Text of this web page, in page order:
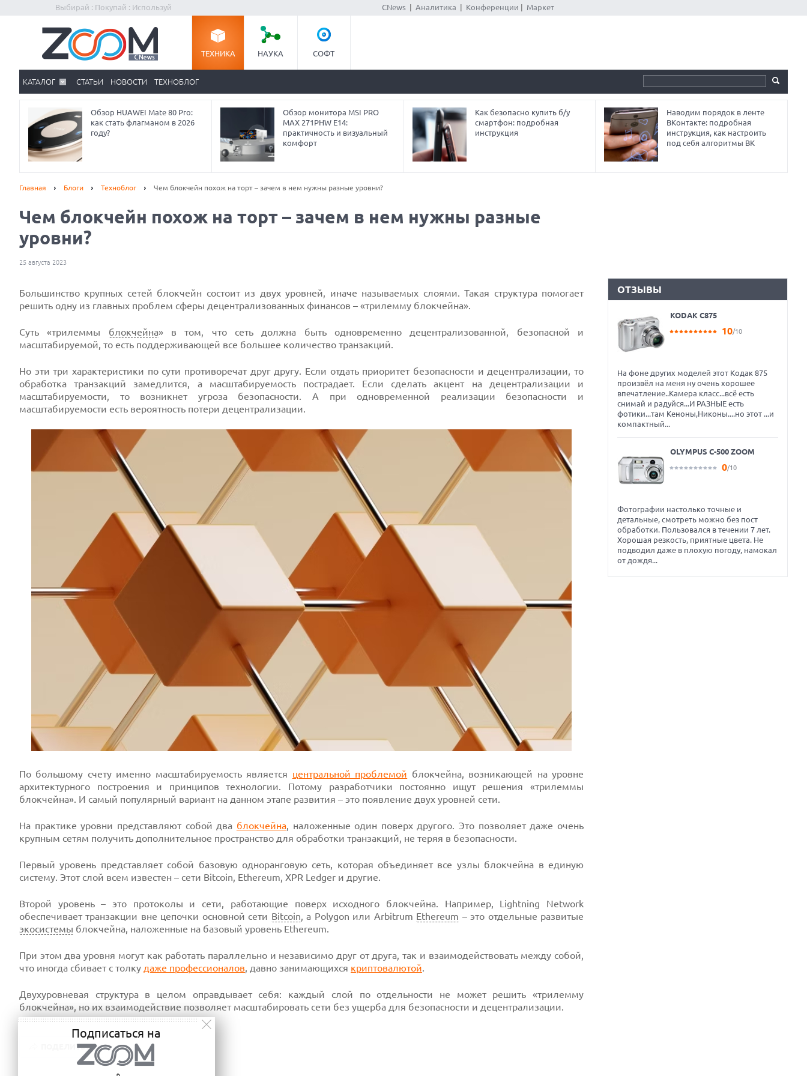
Выбирай : Покупай : Используй CNews| Аналитика Конференции Маркет
ТЕХНИКА НАУКА СОФТ
КАТАЛОГ СТАТЬИ НОВОСТИ ТЕХНОБЛОГ
Обзор HUAWEI Mate 80 Pro:
как стать флагманом в 2026
году?
Обзор монитора MSI PRO
MAX 271PHW E14:
практичность и визуальный
комфорт
Как безопасно купить б/у
смартфон: подробная
инструкция
Наводим порядок в ленте
ВКонтакте: подробная
инструкция, как настроить
под себя алгоритмы ВК
Главная Блоги Техноблог Чем блокчейн похож на торт – зачем в нем нужны разные уровни?
Чем блокчейн похож на торт – зачем в нем нужны разные
уровни?
25 августа 2023
Большинство крупных сетей блокчейн состоит из двух уровней, иначе называемых слоями. Такая структура помогает
решить одну из главных проблем сферы децентрализованных финансов – «трилемму блокчейна».
Суть «трилеммы блокчейна» в том, что сеть должна быть одновременно децентрализованной, безопасной и
масштабируемой, то есть поддерживающей все большее количество транзакций.
Но эти три характеристики по сути противоречат друг другу. Если отдать приоритет безопасности и децентрализации, то
обработка транзакций замедлится, а масштабируемость пострадает. Если сделать акцент на децентрализации и
масштабируемости, то возникнет угроза безопасности. А при одновременной реализации безопасности и
масштабируемости есть вероятность потери децентрализации.
По большому счету именно масштабируемость является центральной проблемой блокчейна, возникающей на уровне
архитектурного построения и принципов технологии. Потому разработчики постоянно ищут решения «трилеммы
блокчейна». И самый популярный вариант на данном этапе развития – это появление двух уровней сети.
На практике уровни представляют собой два блокчейна, наложенные один поверх другого. Это позволяет даже очень
крупным сетям получить дополнительное пространство для обработки транзакций, не теряя в безопасности.
Первый уровень представляет собой базовую одноранговую сеть, которая объединяет все узлы блокчейна в единую
систему. Этот слой всем известен – сети Bitcoin, Ethereum, XPR Ledger и другие.
Второй уровень – это протоколы и сети, работающие поверх исходного блокчейна. Например, Lightning Network
обеспечивает транзакции вне цепочки основной сети Bitcoin, а Polygon или Arbitrum Ethereum – это отдельные развитые
экосистемы блокчейна, наложенные на базовый уровень Ethereum.
При этом два уровня могут как работать параллельно и независимо друг от друга, так и взаимодействовать между собой,
что иногда сбивает с толку даже профессионалов, давно занимающихся криптовалютой.
Двухуровневая структура в целом оправдывает себя: каждый слой по отдельности не может решить «трилемму
блокчейна», но их взаимодействие позволяет масштабировать сети без ущерба для безопасности и децентрализации.
ПОДЕЛИТЬСЯ
ОТЗЫВЫ
KODAK C875
10/10
На фоне других моделей этот Кодак 875
произвёл на меня ну очень хорошее
впечатление..Камера класс...всё есть
снимай и радуйся...И РАЗНЫЕ есть
фотики...там Кеноны,Никоны....но этот ...и
компактный...
OLYMPUS C-500 ZOOM
0/10
Фотографии настолько точные и
детальные, смотреть можно без пост
обработки. Пользовался в течении 7 лет.
Хорошая резкость, приятные цвета. Не
подводил даже в плохую погоду, намокал
от дождя...
Подписаться на